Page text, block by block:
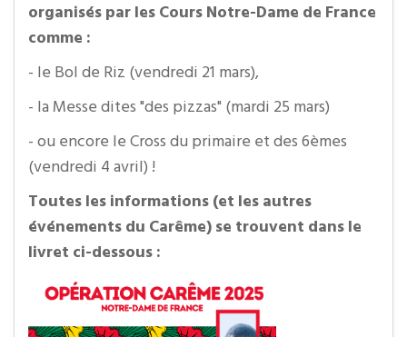
organisés par les Cours Notre-Dame de France
comme :
- le Bol de Riz (vendredi 21 mars),
- la Messe dites "des pizzas" (mardi 25 mars)
- ou encore le Cross du primaire et des 6èmes
(vendredi 4 avril) !
Toutes les informations (et les autres
événements du Carême) se trouvent dans le
livret ci-dessous :